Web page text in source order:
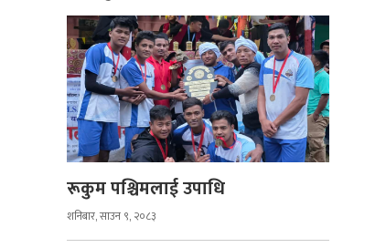
रूकुम पश्चिमलाई उपाधि
शनिबार, साउन ९, २०८३